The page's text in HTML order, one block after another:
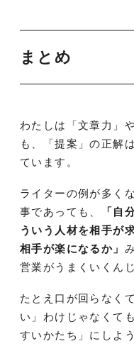
まとめ
わたしは「文章力」
も、「提案」の正解
ています。
ライターの例が多く
事であっても、
「自
ういう人材を相手が
相手が楽になるか」
営業がうまくいくん
たとえ口が回らなく
い」わけじゃなくて
すいかたち」にしよ